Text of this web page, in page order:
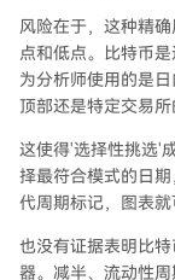
风险在于，这种精
点和低点。比特币
为分析师使用的是
顶部还是特定交易所
这使得'选择性挑选'
择最符合模式的日
代周期标记，图表就
也没有证据表明比
器。减半、流动性